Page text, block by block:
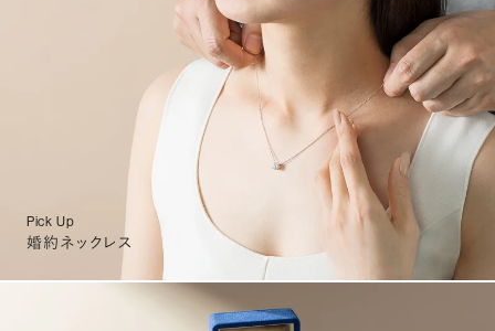
Pick Up
婚約ネックレス